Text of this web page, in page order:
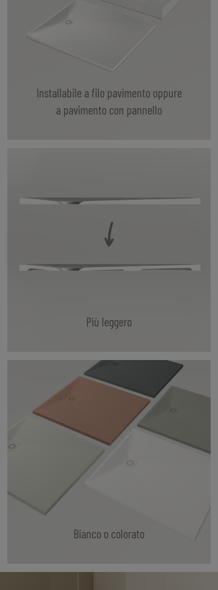
Installabile a filo pavimento oppure
a pavimento con pannello
Più leggero
Bianco o colorato